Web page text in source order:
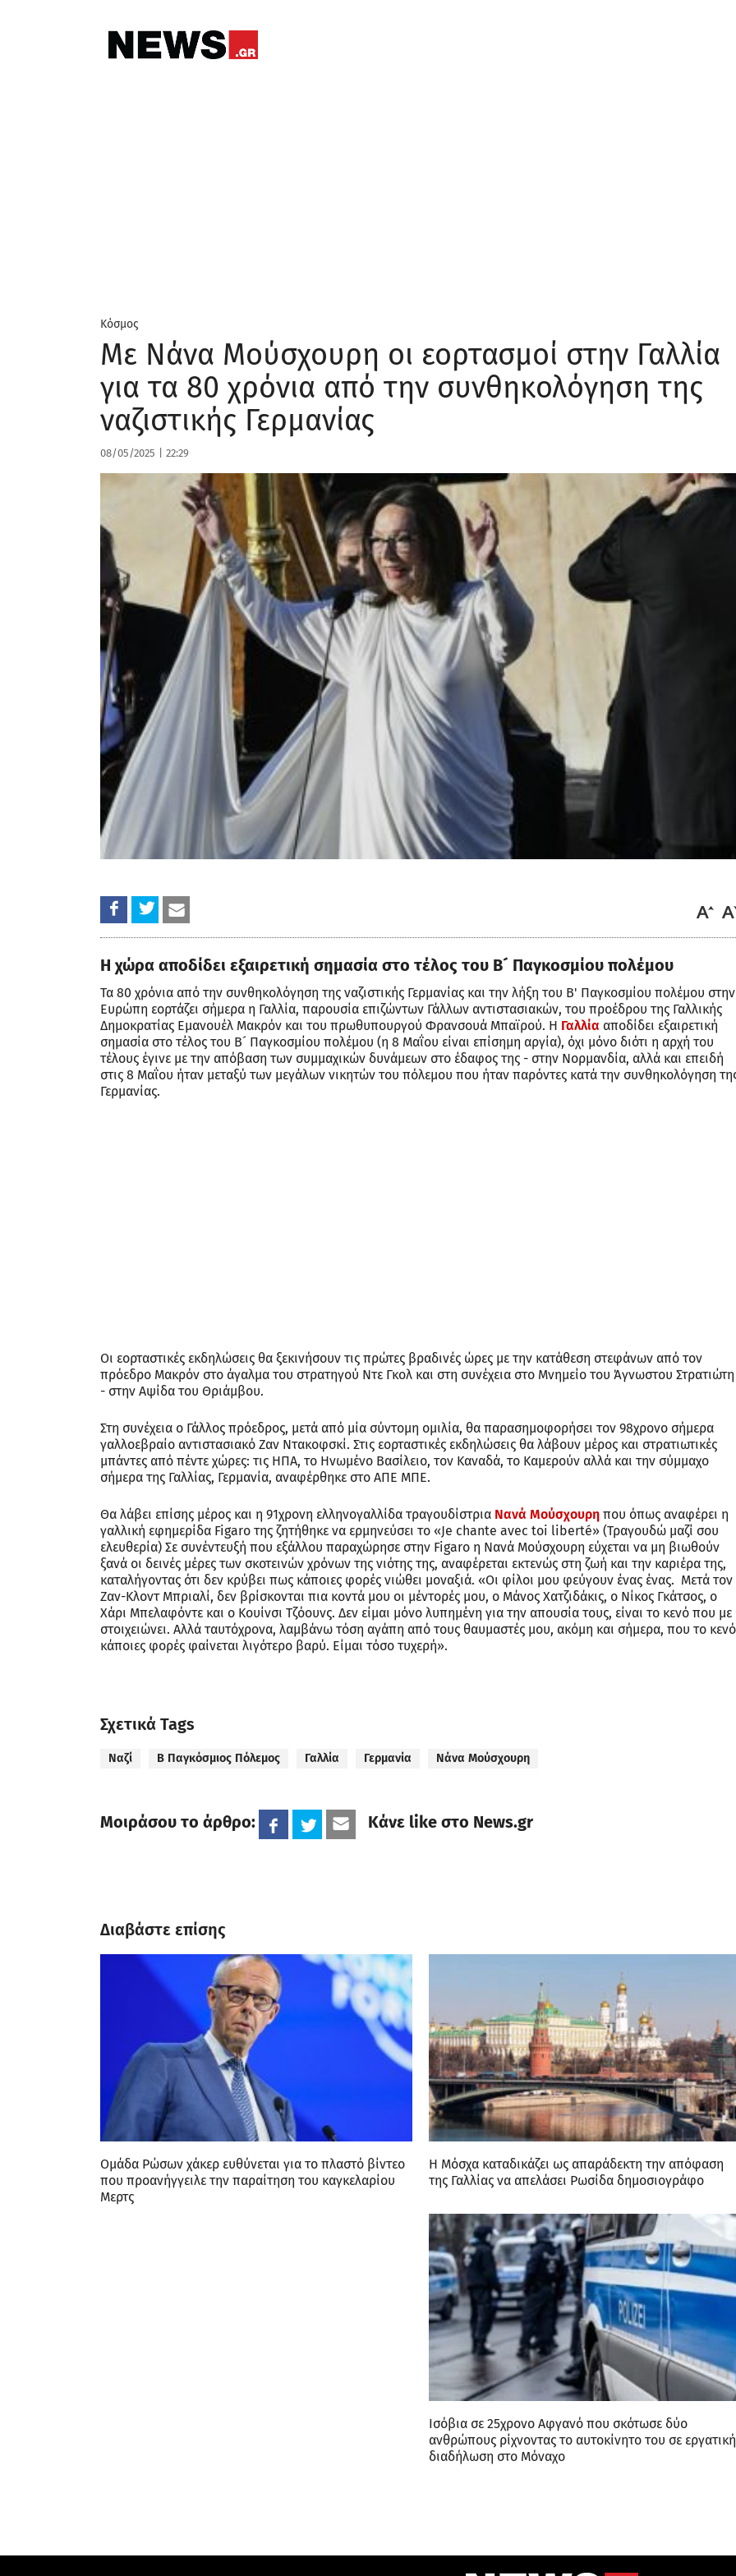
Κόσμος
Με Νάνα Μούσχουρη οι εορτασμοί στην Γαλλία
για τα 80 χρόνια από την συνθηκολόγηση της
ναζιστικής Γερμανίας
08/05/2025 22:29
Η χώρα αποδίδει εξαιρετική σημασία στο τέλος του Β´ Παγκοσμίου πολέμου
Τα 80 χρόνια από την συνθηκολόγηση της ναζιστικής Γερμανίας και την λήξη του Β' Παγκοσμίου πολέμου στην
Ευρώπη εορτάζει σήμερα η Γαλλία, παρουσία επιζώντων Γάλλων αντιστασιακών, του προέδρου της Γαλλικής
Δημοκρατίας Εμανουέλ Μακρόν και του πρωθυπουργού Φρανσουά Μπαϊρού. Η Γαλλία αποδίδει εξαιρετική
σημασία στο τέλος του Β´ Παγκοσμίου πολέμου (η 8 Μαΐου είναι επίσημη αργία), όχι μόνο διότι η αρχή του
τέλους έγινε με την απόβαση των συμμαχικών δυνάμεων στο έδαφος της - στην Νορμανδία, αλλά και επειδή
στις 8 Μαΐου ήταν μεταξύ των μεγάλων νικητών του πόλεμου που ήταν παρόντες κατά την συνθηκολόγηση
Γερμανίας.
Οι εορταστικές εκδηλώσεις θα ξεκινήσουν τις πρώτες βραδινές ώρες με την κατάθεση στεφάνων από τον
πρόεδρο Μακρόν στο άγαλμα του στρατηγού Ντε Γκολ και στη συνέχεια στο Μνημείο του Άγνωστου Στρατιώτη
- στην Αψίδα του Θριάμβου.
Στη συνέχεια ο Γάλλος πρόεδρος, μετά από μία σύντομη ομιλία, θα παρασημοφορήσει τον 98χρονο σήμερα
γαλλοεβραίο αντιστασιακό Ζαν Ντακοφσκί. Στις εορταστικές εκδηλώσεις θα λάβουν μέρος και στρατιωτικές
μπάντες από πέντε χώρες: τις ΗΠΑ, το Ηνωμένο Βασίλειο, τον Καναδά, το Καμερούν αλλά και την σύμμαχο
σήμερα της Γαλλίας, Γερμανία, αναφέρθηκε στο ΑΠΕ ΜΠΕ.
Θα λάβει επίσης μέρος και η 91χρονη ελληνογαλλίδα τραγουδίστρια Νανά Μούσχουρη που όπως αναφέρει η
γαλλική εφημερίδα Figaro της ζητήθηκε να ερμηνεύσει το «Je chante avec toi liberté» (Τραγουδώ μαζί σου
ελευθερία) Σε συνέντευξή που εξάλλου παραχώρησε στην Figaro η Νανά Μούσχουρη εύχεται να μη βιωθούν
ξανά οι δεινές μέρες των σκοτεινών χρόνων της νιότης της, αναφέρεται εκτενώς στη ζωή και την καριέρα της,
καταλήγοντας ότι δεν κρύβει πως κάποιες φορές νιώθει μοναξιά. «Οι φίλοι μου φεύγουν ένας ένας. Μετά τον
Ζαν-Κλοντ Μπριαλί, δεν βρίσκονται πια κοντά μου οι μέντορές μου, ο Μάνος Χατζιδάκις, ο Νίκος Γκάτσος, ο
Χάρι Μπελαφόντε και ο Κουίνσι Τζόουνς. Δεν είμαι μόνο λυπημένη για την απουσία τους, είναι το κενό που με
στοιχειώνει. Αλλά ταυτόχρονα, λαμβάνω τόση αγάπη από τους θαυμαστές μου, ακόμη και σήμερα, που το κενό
κάποιες φορές φαίνεται λιγότερο βαρύ. Είμαι τόσο τυχερή».
Σχετικά Tags
Ναζί Β Παγκόσμιος Πόλεμος Γαλλία Γερμανία Νάνα Μούσχουρη
Μοιράσου το άρθρο: Κάνε like στο News.gr
Διαβάστε επίσης
Ομάδα Ρώσων χάκερ ευθύνεται για το πλαστό βίντεο
που προανήγγειλε την παραίτηση του καγκελαρίου
Μερτς
Η Μόσχα καταδικάζει ως απαράδεκτη την απόφαση
της Γαλλίας να απελάσει Ρωσίδα δημοσιογράφο
Ισόβια σε 25χρονο Αφγανό που σκότωσε δύο
ανθρώπους ρίχνοντας το αυτοκίνητο του σε εργατική
διαδήλωση στο Μόναχο